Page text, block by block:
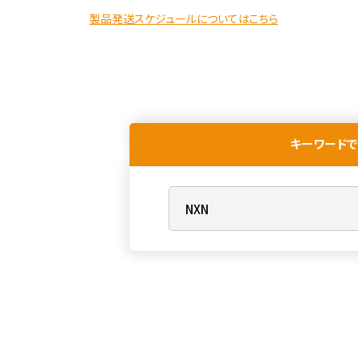
製品発送スケジュールについてはこちら
キーワード